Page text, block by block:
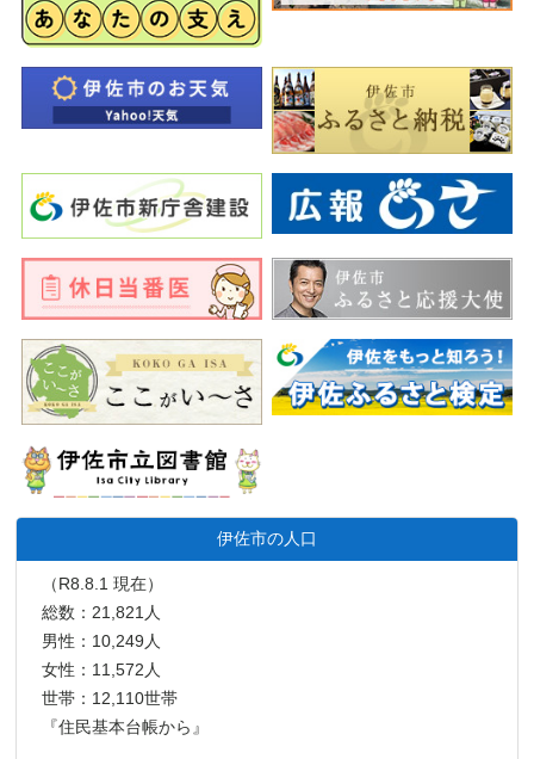
伊佐市の人口
（R8.8.1 現在）
総数：21,821人
男性：10,249人
女性：11,572人
世帯：12,110世帯
『住民基本台帳から』